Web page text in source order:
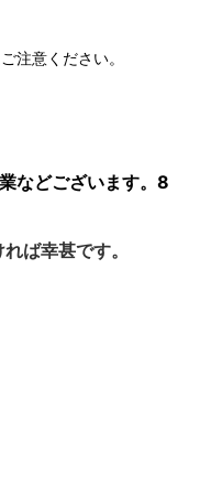
注意ください。
などございます。8
ば幸甚です。